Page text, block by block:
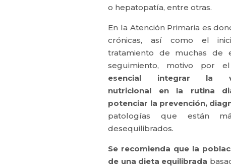
o hepatopatía, entre otras.
En la Atención Primaria es
crónicas, así como el
tratamiento de muchas de
seguimiento, motivo por
esencial integrar la
nutricional en la rutina
potenciar la prevención,
patologías que están
desequilibrados.
Se recomienda que la
de una dieta equilibrada